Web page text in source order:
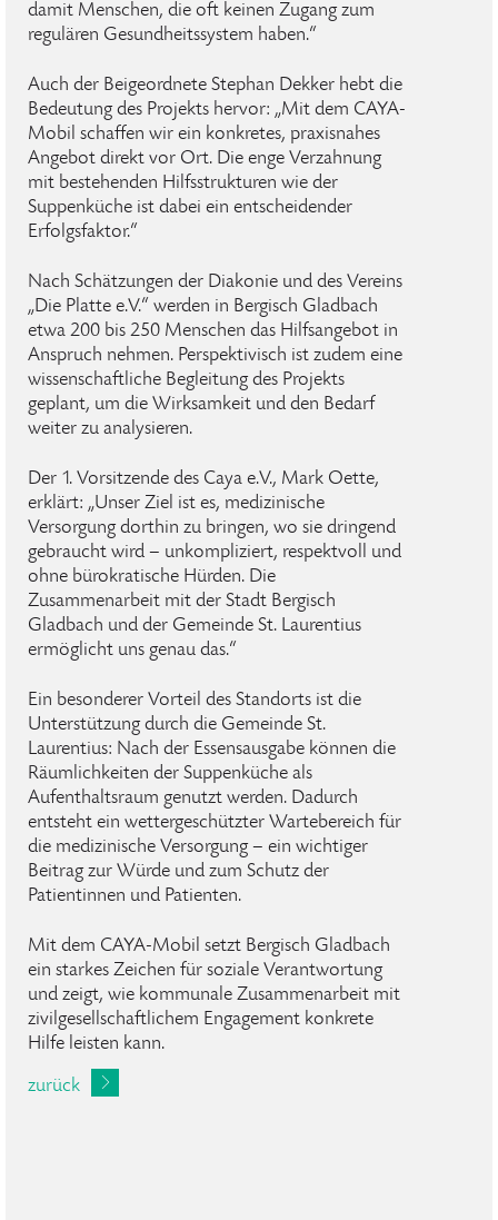
damit Menschen, die oft keinen Zugang zum
regulären Gesundheitssystem haben.“
Auch der Beigeordnete Stephan Dekker hebt die
Bedeutung des Projekts hervor: „Mit dem CAYA-
Mobil schaffen wir ein konkretes, praxisnahes
Angebot direkt vor Ort. Die enge Verzahnung
mit bestehenden Hilfsstrukturen wie der
Suppenküche ist dabei ein entscheidender
Erfolgsfaktor.“
Nach Schätzungen der Diakonie und des Vereins
„Die Platte e.V.“ werden in Bergisch Gladbach
etwa 200 bis 250 Menschen das Hilfsangebot in
Anspruch nehmen. Perspektivisch ist zudem eine
wissenschaftliche Begleitung des Projekts
geplant, um die Wirksamkeit und den Bedarf
weiter zu analysieren.
Der 1. Vorsitzende des Caya e.V., Mark Oette,
erklärt: „Unser Ziel ist es, medizinische
Versorgung dorthin zu bringen, wo sie dringend
gebraucht wird – unkompliziert, respektvoll und
ohne bürokratische Hürden. Die
Zusammenarbeit mit der Stadt Bergisch
Gladbach und der Gemeinde St. Laurentius
ermöglicht uns genau das.“
Ein besonderer Vorteil des Standorts ist die
Unterstützung durch die Gemeinde St.
Laurentius: Nach der Essensausgabe können die
Räumlichkeiten der Suppenküche als
Aufenthaltsraum genutzt werden. Dadurch
entsteht ein wettergeschützter Wartebereich für
die medizinische Versorgung – ein wichtiger
Beitrag zur Würde und zum Schutz der
Patientinnen und Patienten.
Mit dem CAYA-Mobil setzt Bergisch Gladbach
ein starkes Zeichen für soziale Verantwortung
und zeigt, wie kommunale Zusammenarbeit mit
zivilgesellschaftlichem Engagement konkrete
Hilfe leisten kann.
zurück